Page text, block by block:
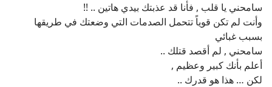
سامحني يا قلب , فأنا قد عذبتك بيدي هاتين .. !!
وأنت لم تكن قوياً تتحمل الصدمات التي وضعتك في طريقها
بسبب غبائي
سامحني , لم أقصد قتلك ..
أعلم بأنك كبير وعظيم ,
لكن … هذا هو قدرك ..